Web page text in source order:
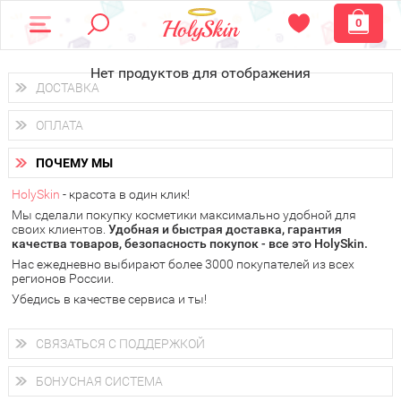
0
Нет продуктов для отображения
ДОСТАВКА
Доставка осуществляетсяпо всем городам России.
Вы можете выбрать доставку курьером, Почтой России или
получить заказ в пунктах выдачи PickPoint или пункте
самовывоза.
В 20 городах России доставка осуществляется ужена
следующий день.
у Вас всегда есть возможность получитьбесплатную
доставку от HolySkin.
подробнее об условиях доставки и оплаты в Вашем городе
ОПЛАТА
Вы можете оплатить свой заказ любым удобным способом:
наличными деньгами (
через интернет-банк (Альфа-банк, Сбербанк) и другими
электронными способами.
ПОЧЕМУ МЫ
HolySkin - красота в один клик!
Мы сделали покупку косметики максимально удобной для
своих клиентов. Удобная и быстрая доставка, гарантия
качества товаров, безопасность покупок - все это HolySkin.
Нас ежедневно выбирают более 3000 покупателей из всех
регионов России.
Убедись в качестве сервиса и ты!
СВЯЗАТЬСЯ С ПОДДЕРЖКОЙ
+7 (800) 707-24-55
Мы будем рады ответить на все Ваши вопросы по работе
магазина, проконсультировать по товарам, рассказать о
БОНУСНАЯ СИСТЕМА